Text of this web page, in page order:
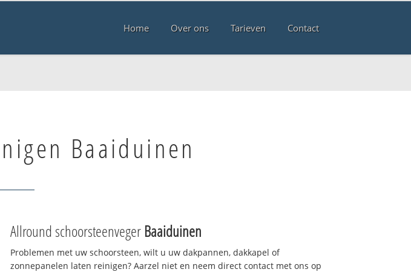
Home Over ons Tarieven Contact
Baaiduinen
Allround schoorsteenveger Baaiduinen
Problemen met uw schoorsteen, wilt u uw dakpannen, dakkapel of
zonnepanelen laten reinigen? Aarzel niet en neem direct contact met ons op